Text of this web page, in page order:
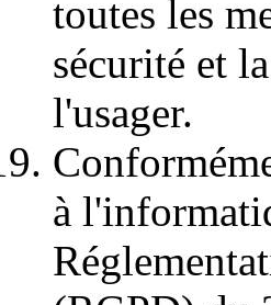
toutes les
sécurité et
l'usager.
à